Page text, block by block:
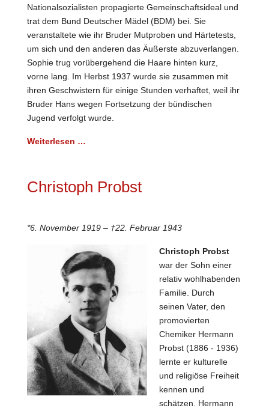
Nationalsozialisten propagierte Gemeinschaftsideal und
trat dem Bund Deutscher Mädel (BDM) bei. Sie
veranstaltete wie ihr Bruder Mutproben und Härtetests,
um sich und den anderen das Äußerste abzuverlangen.
Sophie trug vorübergehend die Haare hinten kurz,
vorne lang. Im Herbst 1937 wurde sie zusammen mit
ihren Geschwistern für einige Stunden verhaftet, weil ihr
Bruder Hans wegen Fortsetzung der bündischen
Jugend verfolgt wurde.
Weiterlesen …
Christoph Probst
*6. November 1919 – †22. Februar 1943
Christoph Probst
war der Sohn einer
relativ wohlhabenden
Familie. Durch
seinen Vater, den
promovierten
Chemiker Hermann
Probst (1886 - 1936)
lernte er kulturelle
und religiöse Freiheit
kennen und
schätzen. Hermann